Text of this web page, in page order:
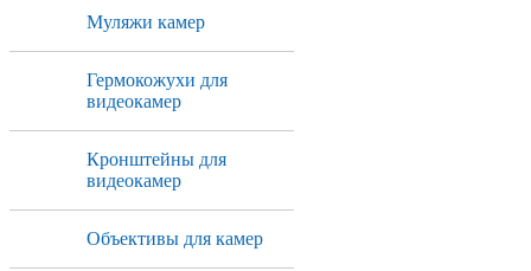
Муляжи камер
Гермокожухи для
видеокамер
Кронштейны для
видеокамер
Объективы для камер